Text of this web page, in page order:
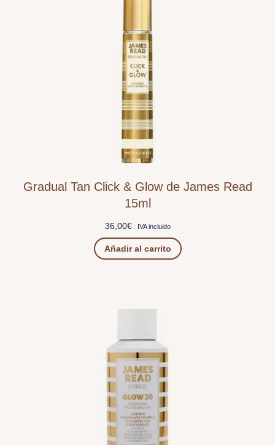
Gradual Tan Click & Glow de James Read
15ml
36,00€ IVA incluido
Añadir al carrito